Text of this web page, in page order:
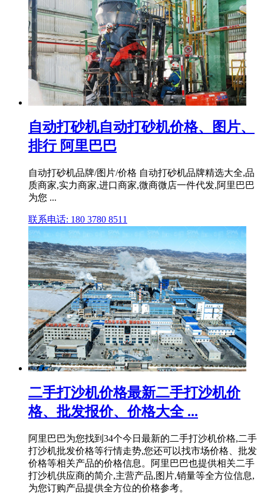
自动打砂机自动打砂机价格、图片、
排行 阿里巴巴
自动打砂机品牌/图片/价格 自动打砂机品牌精选大全,品
质商家,实力商家,进口商家,微商微店一件代发,阿里巴巴
为您 ...
联系电话: 180 3780 8511
二手打沙机价格最新二手打沙机价
格、批发报价、价格大全 ...
阿里巴巴为您找到34个今日最新的二手打沙机价格,二手
打沙机批发价格等行情走势,您还可以找市场价格、批发
价格等相关产品的价格信息。阿里巴巴也提供相关二手
打沙机供应商的简介,主营产品,图片,销量等全方位信息,
为您订购产品提供全方位的价格参考。